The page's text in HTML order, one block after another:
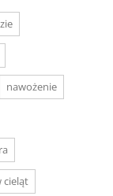
nawożenie
cieląt